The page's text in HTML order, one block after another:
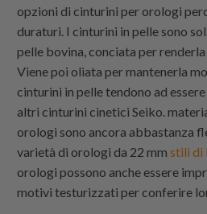
opzioni di cinturini per orologi
duraturi. I cinturini in pelle sono
pelle bovina, conciata per
Viene poi oliata per mantenerla
cinturini in pelle tendono ad
altri cinturini cinetici Seiko.
orologi sono ancora abbastanza
varietà di orologi da 22 mmstili di
orologi possono anche essere
motivi testurizzati per conferire